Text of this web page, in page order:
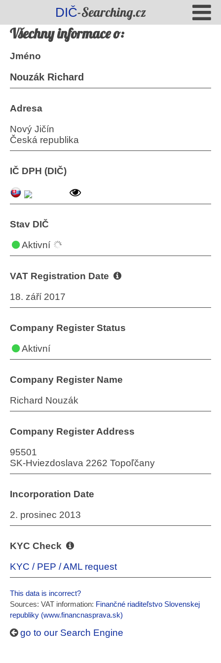
DIČ-Searching.cz
Všechny informace o:
Jméno
Nouzák Richard
Adresa
Nový Jičín
Česká republika
IČ DPH (DIČ)
Stav DIČ
Aktivní
VAT Registration Date
18. září 2017
Company Register Status
Aktivní
Company Register Name
Richard Nouzák
Company Register Address
95501
SK-Hviezdoslava 2262 Topoľčany
Incorporation Date
2. prosinec 2013
KYC Check
KYC / PEP / AML request
This data is incorrect?
Sources: VAT information: Finančné riaditeľstvo Slovenskej
republiky (www.financnasprava.sk)
go to our Search Engine